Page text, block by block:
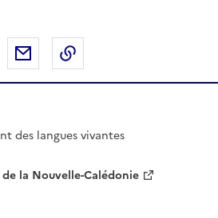
sur Twitter
Partager sur LinkedIn
Partager par email
des langues vivantes
la Nouvelle-Calédonie